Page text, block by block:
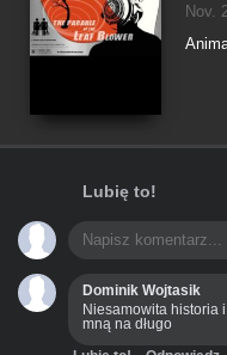
Nov.
Lubię to!
Dominik Wojtasik
Niesamowita historia
mną na długo